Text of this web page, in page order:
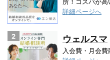
所！コスパが高
詳細ページへ
2 ウェルスマ
入会費・月会